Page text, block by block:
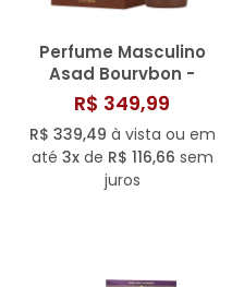
Perfume Masculino
Asad Bourvbon -
Lattafa Eau de Parfum
100ML
R$ 349,99
R$ 339,49 à vista ou em
até 3xde R$ 116,66 sem
juros